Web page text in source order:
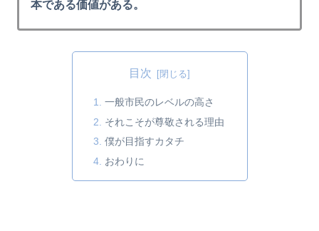
本である価値がある。
目次
一般市民のレベルの高さ
それこそが尊敬される理由
僕が目指すカタチ
おわりに